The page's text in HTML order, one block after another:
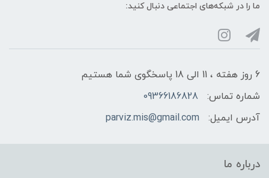
ما را در شبکه‌های اجتماعی دنبال کنید:
6 روز هفته ، 11 الی 18 پاسخگوی شما هستیم
شماره تماس:
09366186828
آدرس ایمیل:
parviz.mis@gmail.com
درباره ما